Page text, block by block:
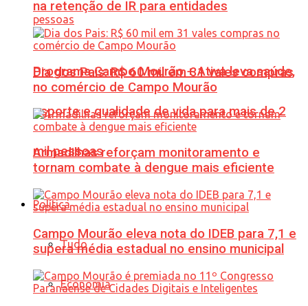
Programa Campo Mourão + Ativa leva saúde,
esporte e qualidade de vida para mais de 2
mil pessoas
Política
Tudo
Economia
na retenção de IR para entidades
Dia dos Pais: R$ 60 mil em 31 vales compras
no comércio de Campo Mourão
Armadilhas reforçam monitoramento e
tornam combate à dengue mais eficiente
Campo Mourão eleva nota do IDEB para 7,1 e
supera média estadual no ensino municipal